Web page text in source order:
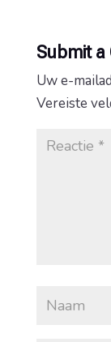
Submit
Uw e-
Vereiste